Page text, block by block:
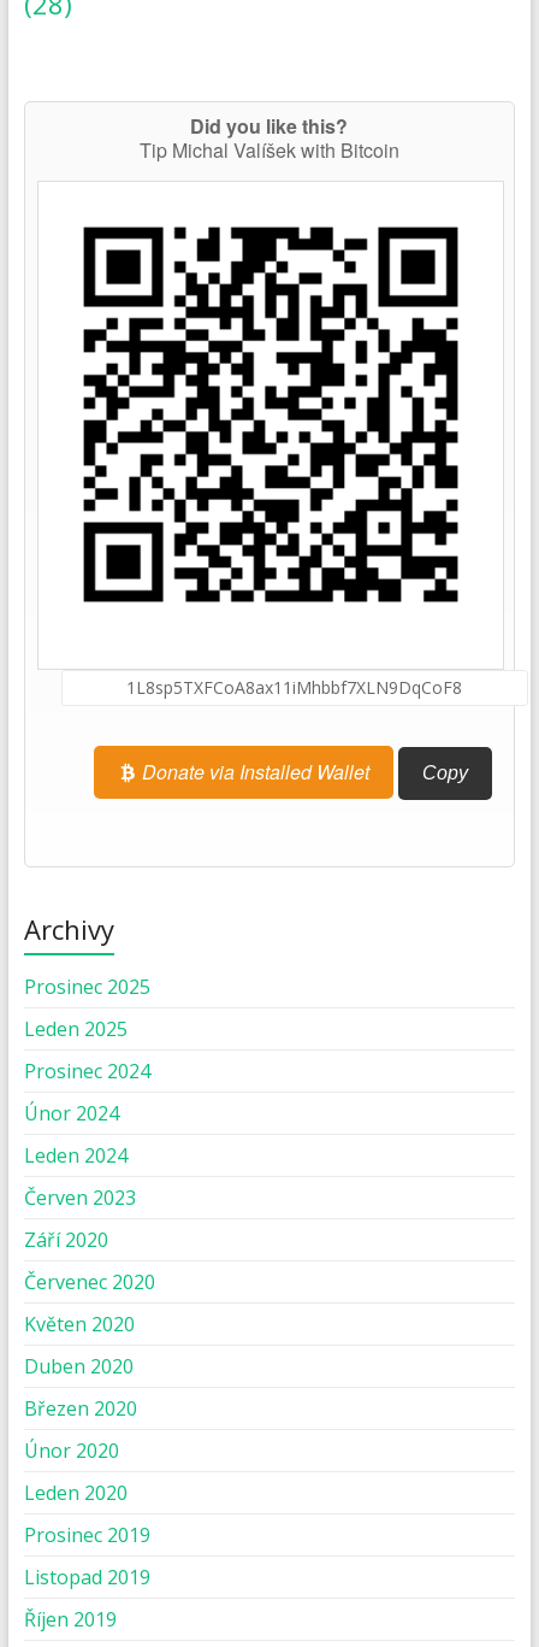
Did you like this?
Tip Michal Valíšek with Bitcoin
Donate via Installed Wallet Copy
Archivy
Prosinec 2025
Leden 2025
Prosinec 2024
Únor 2024
Leden 2024
Červen 2023
Září 2020
Červenec 2020
Květen 2020
Duben 2020
Březen 2020
Únor 2020
Leden 2020
Prosinec 2019
Listopad 2019
Říjen 2019